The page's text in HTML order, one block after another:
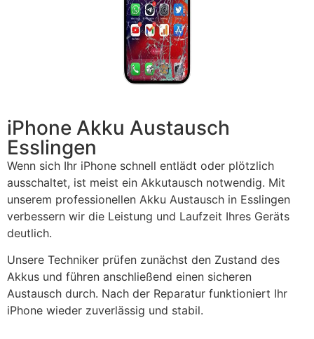
iPhone Akku Austausch
Esslingen
Wenn sich Ihr iPhone schnell entlädt oder plötzlich
ausschaltet, ist meist ein Akkutausch notwendig. Mit
unserem professionellen Akku Austausch in Esslingen
verbessern wir die Leistung und Laufzeit Ihres Geräts
deutlich.
Unsere Techniker prüfen zunächst den Zustand des
Akkus und führen anschließend einen sicheren
Austausch durch. Nach der Reparatur funktioniert Ihr
iPhone wieder zuverlässig und stabil.